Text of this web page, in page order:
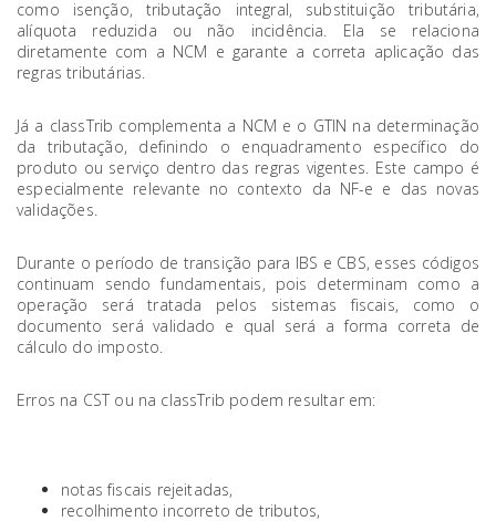
como isenção, tributação integral, substituição tributária,
alíquota reduzida ou não incidência. Ela se relaciona
diretamente com a NCM e garante a correta aplicação das
regras tributárias.
Já a classTrib complementa a NCM e o GTIN na determinação
da tributação, definindo o enquadramento específico do
produto ou serviço dentro das regras vigentes. Este campo é
especialmente relevante no contexto da NF-e e das novas
validações.
Durante o período de transição para IBS e CBS, esses códigos
continuam sendo fundamentais, pois determinam como a
operação será tratada pelos sistemas fiscais, como o
documento será validado e qual será a forma correta de
cálculo do imposto.
Erros na CST ou na classTrib podem resultar em:
notas fiscais rejeitadas,
recolhimento incorreto de tributos,